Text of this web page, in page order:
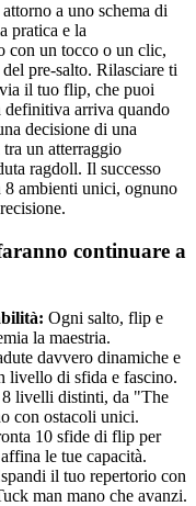
a uno schema di
pratica e la
con un tocco o un clic,
pre-salto. Rilasciare ti
il tuo flip, che puoi
definitiva arriva quando
decisione di una
un atterraggio
ragdoll. Il successo
ambienti unici, ognuno
continuare a
Ogni salto, flip e
la maestria.
davvero dinamiche e
livello di sfida e fascino.
8 livelli distinti, da "The
con ostacoli unici.
10 sfide di flip per
le tue capacità.
il tuo repertorio con
man mano che avanzi.